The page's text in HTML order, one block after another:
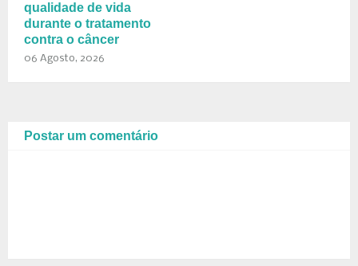
qualidade de vida
durante o tratamento
contra o câncer
06 Agosto, 2026
Postar um comentário